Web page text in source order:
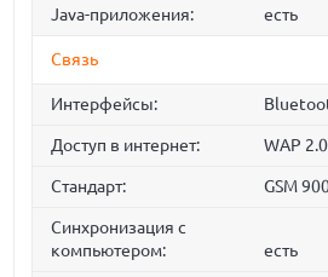
Java-приложения: есть
Связь
Интерфейсы:
Доступ в интернет: WAP
Стандарт: GSM
Синхронизация с
компьютером:
есть